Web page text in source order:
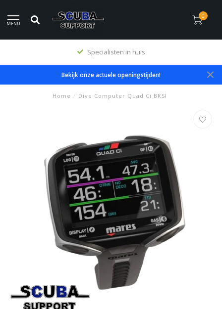
MENU
0
Specialisten in huis
Bekijk onze actuele openingstijden!
Home / Dive Computer Quad Ci BKSI